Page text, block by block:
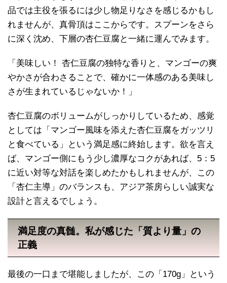
品では主役を張るには少し物足りなさを感じるかもし
れませんが、真骨頂はここからです。スプーンをさら
に深く沈め、下層の杏仁豆腐と一緒に運んでみます。
「美味しい！ 杏仁豆腐の独特な香りと、マンゴーの爽
やかさが合わさることで、確かに一体感のある美味し
さが生まれているじゃないか！」
杏仁豆腐のボリュームがしっかりしているため、感覚
としては「マンゴー風味を添えた杏仁豆腐をガッツリ
と食べている」という満足感に終始します。欲を言え
ば、マンゴー側にもう少し濃厚なコクがあれば、5：5
に近い対等な対話を楽しめたかもしれませんが、この
「杏仁主導」のバランスも、アジア茶房らしい誠実な
設計と言えるでしょう。
満足度の真髄。私が感じた「質より量」の
正義
最後の一口まで堪能しましたが、この「170g」という